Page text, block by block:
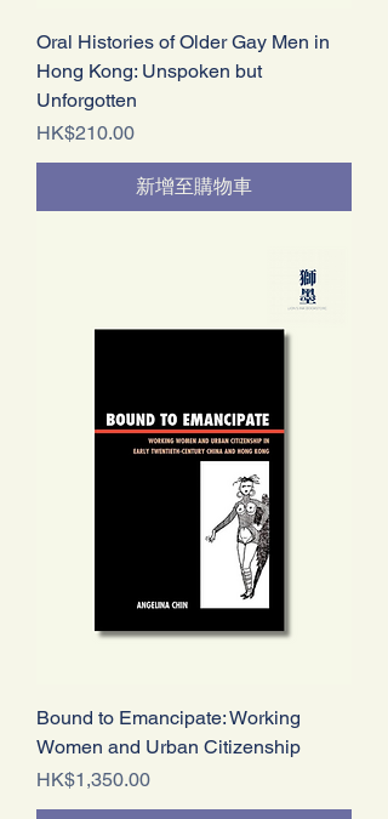
Oral Histories of Older Gay Men in
Hong Kong: Unspoken but
Unforgotten
價格
HK$210.00
新增至購物車
Bound to Emancipate: Working
Women and Urban Citizenship
價格
HK$1,350.00